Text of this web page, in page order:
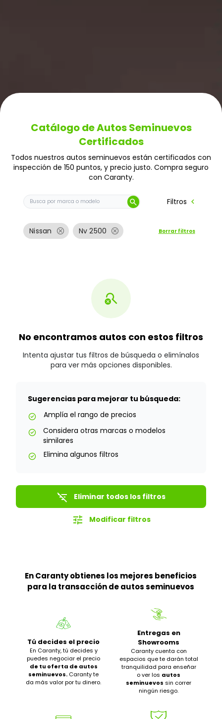
Catálogo de Autos Seminuevos
Certificados
Todos nuestros autos seminuevos están certificados con
inspección de 150 puntos, y precio justo. Compra seguro
con Caranty.
Buscar auto por marca o modelo
search Filtros chevron_left
Nissan cancel Nv 2500 cancel Borrar filtros
search_off
No encontramos autos con estos filtros
Intenta ajustar tus filtros de búsqueda o elimínalos
para ver más opciones disponibles.
Sugerencias para mejorar tu búsqueda:
check_circle Amplía el rango de precios
check_circle
Considera otras marcas o modelos
similares
check_circle Elimina algunos filtros
filter_list_off Eliminar todos los filtros
tune Modificar filtros
En Caranty obtienes los mejores beneficios
para la transacción de autos seminuevos
Tú decides el precio
En Caranty, tú decides y
puedes negociar el precio
de tu oferta de autos
seminuevos. Caranty te
da más valor por tu dinero.
Entregas en
Showrooms
Caranty cuenta con
espacios que te darán total
tranquilidad para enseñar
o ver los autos
seminuevos sin correr
ningún riesgo.